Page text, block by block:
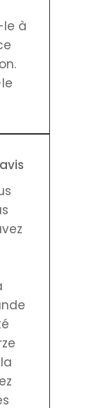
le à